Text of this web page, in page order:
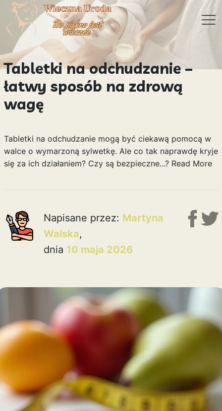
Tabletki na odchudzanie –
łatwy sposób na zdrową
wagę
Tabletki na odchudzanie mogą być ciekawą pomocą w
walce o wymarzoną sylwetkę. Ale co tak naprawdę kryje
się za ich działaniem? Czy są bezpieczne...? Read More
Napisane przez: Martyna
Walska,
dnia 10 maja 2026